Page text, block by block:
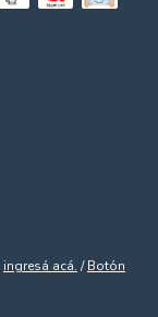
ingresá acá. / Botón